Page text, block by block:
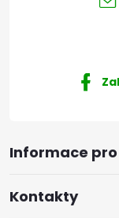
Informace
Kontakty